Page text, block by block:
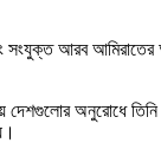
আরব আমিরাতের
দেশগুলোর অনুরোধে